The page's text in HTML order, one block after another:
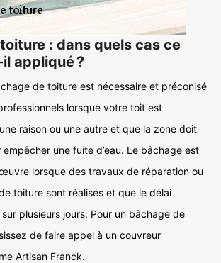
: dans quels cas ce
appliqué ?
de toiture est nécessaire et préconisé
lorsque votre toit est
raison ou une autre et que la zone doit
une fuite d’eau. Le bâchage est
lorsque des travaux de réparation ou
toiture sont réalisés et que le délai
sur plusieurs jours. Pour un bâchage de
de faire appel à un couvreur
Artisan Franck.